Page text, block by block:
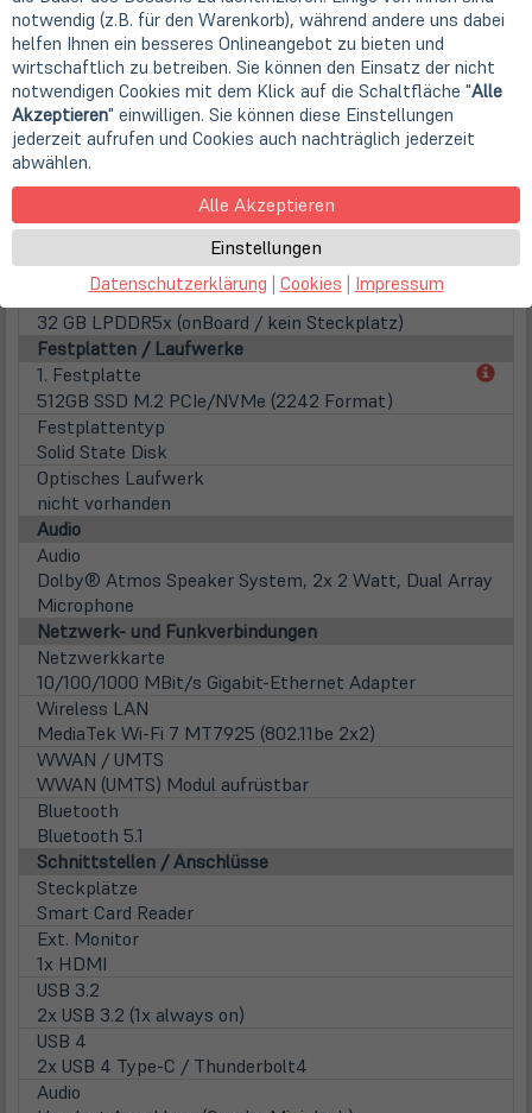
16:9
Displayoberfläche
Anti-Reflection (glänzend)
Displaybeleuchtung
LED Hintergrundbeleuchtung
Touchscreen
Multitouch
WebCam
Webcam
5.0 Megapixel WebCam mit Infrarot + Privacy Shutter
Hauptspeicher
inst. Speicher
32 GB LPDDR5x (onBoard / kein Steckplatz)
Festplatten / Laufwerke
1. Festplatte
512GB SSD M.2 PCIe/NVMe (2242 Format)
Festplattentyp
Solid State Disk
Optisches Laufwerk
nicht vorhanden
Audio
Audio
Dolby® Atmos Speaker System, 2x 2 Watt, Dual Array
Microphone
Netzwerk- und Funkverbindungen
Netzwerkkarte
10/100/1000 MBit/s Gigabit-Ethernet Adapter
Wireless LAN
MediaTek Wi-Fi 7 MT7925 (802.11be 2x2)
WWAN / UMTS
WWAN (UMTS) Modul aufrüstbar
Bluetooth
Bluetooth 5.1
Schnittstellen / Anschlüsse
Steckplätze
Smart Card Reader
Ext. Monitor
1x HDMI
USB 3.2
2x USB 3.2 (1x always on)
USB 4
2x USB 4 Type-C / Thunderbolt4
Audio
notwendig (z.B. für den Warenkorb), während andere uns dabei
helfen Ihnen ein besseres Onlineangebot zu bieten und
wirtschaftlich zu betreiben. Sie können den Einsatz der nicht
notwendigen Cookies mit dem Klick auf die Schaltfläche "Alle
Akzeptieren" einwilligen. Sie können diese Einstellungen
jederzeit aufrufen und Cookies auch nachträglich jederzeit
abwählen.
Alle Akzeptieren
Einstellungen
Datenschutzerklärung | Cookies | Impressum